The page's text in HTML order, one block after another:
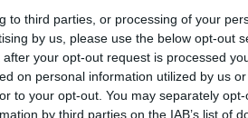
to third parties, or processing of your
by us, please use the below opt-out
your opt-out request is processed
on personal information utilized by us
to your opt-out. You may separately
by third parties on the IAB’s list of
dėmesio centre ir retai kada ilgai
rafinuotumą ir Skorpiono